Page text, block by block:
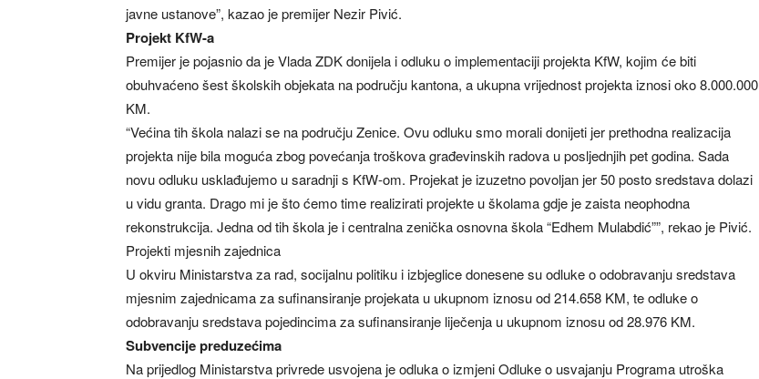
javne ustanove”, kazao je premijer Nezir Pivić.
Projekt KfW-a
Premijer je pojasnio da je Vlada ZDK donijela i odluku o implementaciji projekta KfW, kojim će biti
obuhvaćeno šest školskih objekata na području kantona, a ukupna vrijednost projekta iznosi oko 8.000.000
KM.
“Većina tih škola nalazi se na području Zenice. Ovu odluku smo morali donijeti jer prethodna realizacija
projekta nije bila moguća zbog povećanja troškova građevinskih radova u posljednjih pet godina. Sada
novu odluku usklađujemo u saradnji s KfW-om. Projekat je izuzetno povoljan jer 50 posto sredstava dolazi
u vidu granta. Drago mi je što ćemo time realizirati projekte u školama gdje je zaista neophodna
rekonstrukcija. Jedna od tih škola je i centralna zenička osnovna škola “Edhem Mulabdić””, rekao je Pivić.
Projekti mjesnih zajednica
U okviru Ministarstva za rad, socijalnu politiku i izbjeglice donesene su odluke o odobravanju sredstava
mjesnim zajednicama za sufinansiranje projekata u ukupnom iznosu od 214.658 KM, te odluke o
odobravanju sredstava pojedincima za sufinansiranje liječenja u ukupnom iznosu od 28.976 KM.
Subvencije preduzećima
Na prijedlog Ministarstva privrede usvojena je odluka o izmjeni Odluke o usvajanju Programa utroška